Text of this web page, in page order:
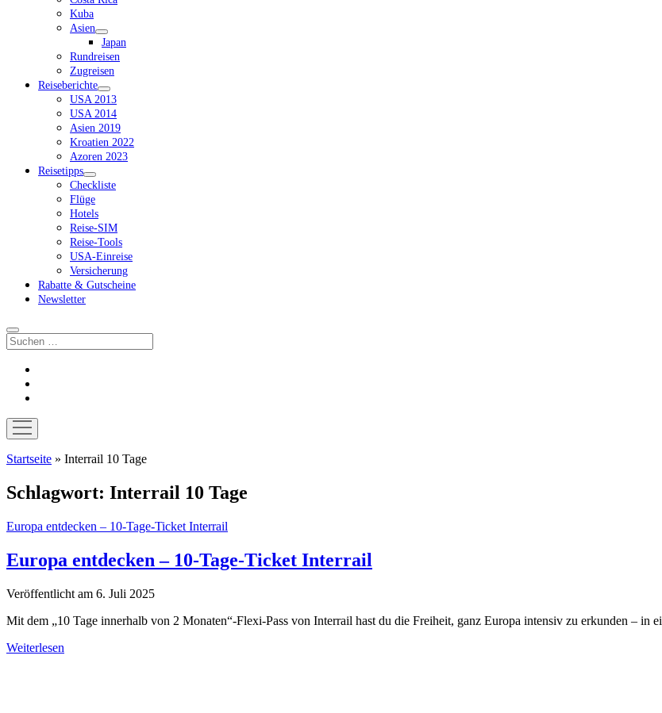
Kuba
Asien
Dropdown-
Menü
öffnen
Japan
Rundreisen
Zugreisen
Reiseberichte
Dropdown-
Menü
öffnen
USA 2013
USA 2014
Asien 2019
Kroatien 2022
Azoren 2023
Reisetipps
Dropdown-
Menü
öffnen
Checkliste
Flüge
Hotels
Reise-SIM
Reise-Tools
USA-Einreise
Versicherung
Rabatte & Gutscheine
Newsletter
Suchen
Menü
öffnen
Startseite » Interrail 10 Tage
Schlagwort: Interrail 10 Tage
Europa entdecken – 10-Tage-Ticket Interrail
Europa entdecken – 10-Tage-Ticket Interrail
Veröffentlicht am 6. Juli 2025
Mit dem „10 Tage innerhalb von 2 Monaten“-Flexi-Pass von Interrail hast du die Freiheit, ganz Europa intensiv zu erkunden – in
Weiterlesen